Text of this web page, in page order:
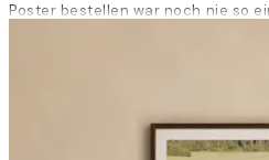
Poster bestellen war noch nie so